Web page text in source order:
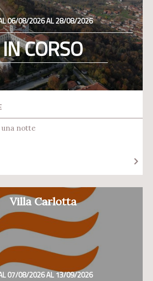
06/08/2026 AL 28/08/2026
IN CORSO
notte
Villa Carlotta
07/08/2026 AL 13/09/2026